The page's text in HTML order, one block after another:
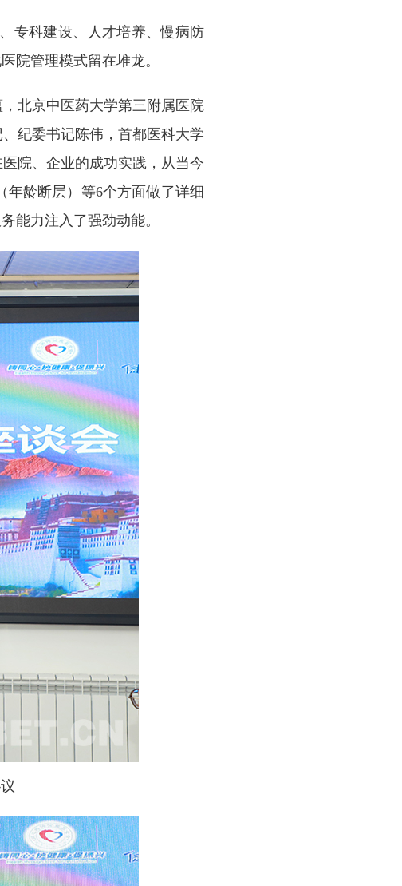
专科建设、人才培养、慢病防
院管理模式留在堆龙。
北京中医药大学第三附属医院
纪委书记陈伟，首都医科大学
院、企业的成功实践，从当今
龄断层）等6个方面做了详细
能力注入了强劲动能。